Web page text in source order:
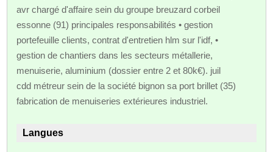
avr chargé d'affaire sein du groupe breuzard corbeil
essonne (91) principales responsabilités • gestion
portefeuille clients, contrat d'entretien hlm sur l'idf, •
gestion de chantiers dans les secteurs métallerie,
menuiserie, aluminium (dossier entre 2 et 80k€). juil
cdd métreur sein de la société bignon sa port brillet (35)
fabrication de menuiseries extérieures industriel.
Langues